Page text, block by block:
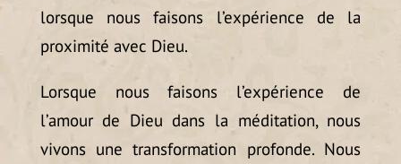
lorsque nous faisons l’expérience de la
proximité avec Dieu.
Lorsque nous faisons l’expérience de
l’amour de Dieu dans la méditation, nous
vivons une transformation profonde. Nous